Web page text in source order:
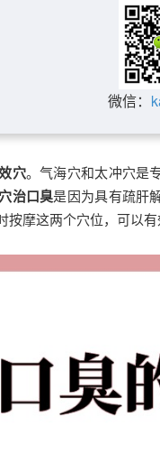
微信：
穴。气海穴和太冲穴是
治口臭是因为具有疏肝
按摩这两个穴位，可以有